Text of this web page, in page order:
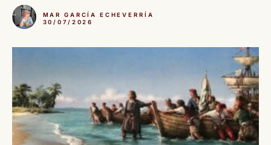
MAR GARCÍA ECHEVERRÍA
30/07/2026